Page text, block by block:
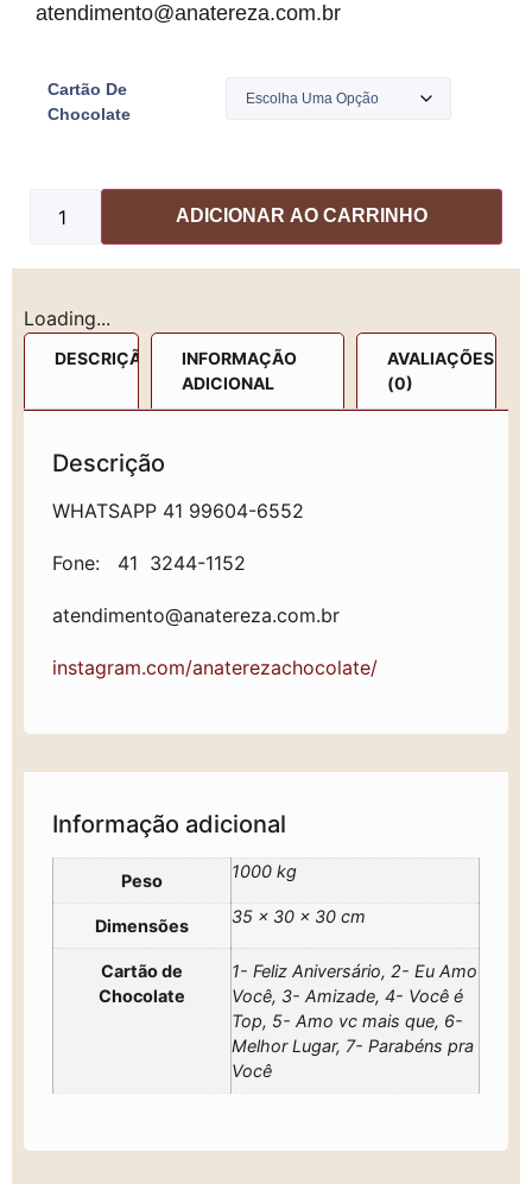
atendimento@anatereza.com.br
Cartão De
Chocolate
ADICIONAR AO CARRINHO
Loading...
DESCRIÇÃO
INFORMAÇÃO
ADICIONAL
AVALIAÇÕES
(0)
Descrição
WHATSAPP 41 99604-6552
Fone: 41 3244-1152
atendimento@anatereza.com.br
instagram.com/anaterezachocolate/
Informação adicional
Peso 1000 kg
Dimensões 35 × 30 × 30 cm
Cartão de
Chocolate
1- Feliz Aniversário, 2- Eu Amo
Você, 3- Amizade, 4- Você é
Top, 5- Amo vc mais que, 6-
Melhor Lugar, 7- Parabéns pra
Você